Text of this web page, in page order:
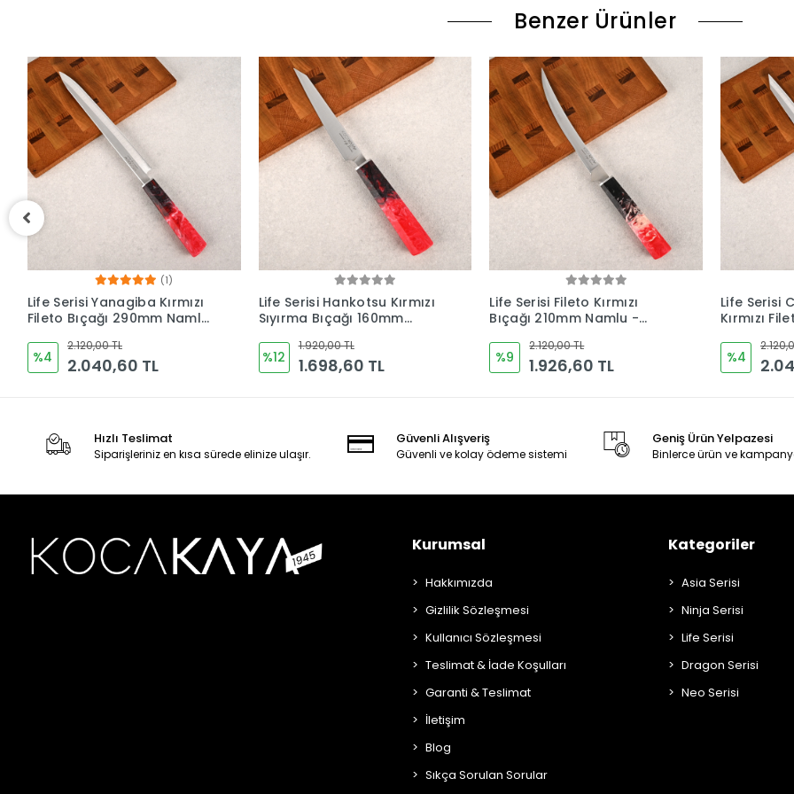
Benzer Ürünler
Life Serisi Hankotsu Kırmızı
Sıyırma Bıçağı 160mm
Bıçakları
%12
1.920,00 TL
1.698,60 TL
Life Serisi Fileto Kırmızı
Bıçağı 210mm Namlu -
%9
2.120,00 TL
1.926,60 TL
Life Serisi China Yanagiba
Kırmızı Fileto Bıçağı 285mm
Bıçakları
%4
2.120,00 TL
2.040,60 TL
Unique
290mm
5.600,00
Hızlı Teslimat
Siparişleriniz en kısa sürede elinize ulaşır.
Güvenli Alışveriş
Güvenli ve kolay ödeme sistemi
Geniş Ürün Yelpazesi
Binlerce ürün ve
Kurumsal
Hakkımızda
Gizlilik Sözleşmesi
Kullanıcı Sözleşmesi
Teslimat & İade Koşulları
Garanti & Teslimat
İletişim
Blog
Sıkça Sorulan Sorular
Kategoriler
Asia Serisi
Ninja Serisi
Life Serisi
Dragon Serisi
Neo Serisi